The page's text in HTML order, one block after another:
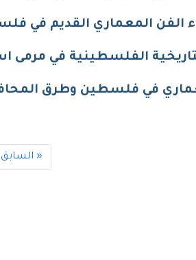
الفن المعماري القديم في
الفلسطينية في مرمى
في فلسطين وطرق
« السابق